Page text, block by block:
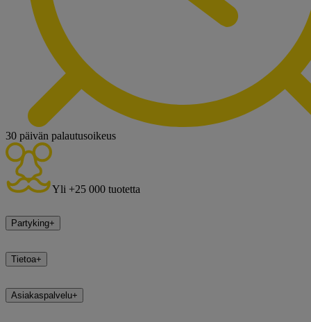
30 päivän palautusoikeus
Yli +25 000 tuotetta
Partyking+
Tietoa+
Asiakaspalvelu+